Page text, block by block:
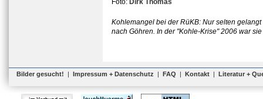
Foto: Dirk Thomas
Kohlemangel bei der RüKB: Nur selten
nach Göhren. In der "Kohle-Krise" 2006 war
Bilder gesucht! | Impressum + Datenschutz | FAQ | Kontakt | Literatur +